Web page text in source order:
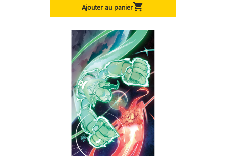
Ajouter au panier